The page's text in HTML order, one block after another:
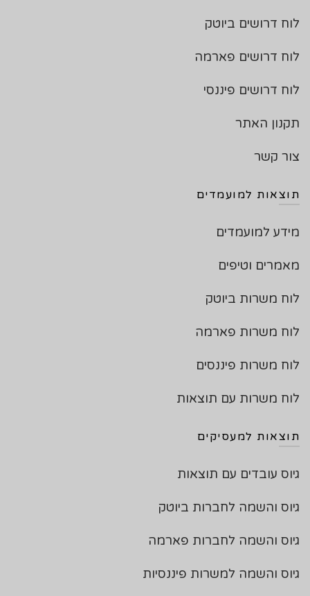
לוח דרושים ביוטק
לוח דרושים פארמה
לוח דרושים פיננסי
תקנון האתר
צור קשר
תוצאות למועמדים
מידע למועמדים
מאמרים וטיפים
לוח משרות ביוטק
לוח משרות פארמה
לוח משרות פיננסים
לוח משרות עם תוצאות
תוצאות למעסיקים
גיוס עובדים עם תוצאות
גיוס והשמה לחברות ביוטק
גיוס והשמה לחברות פארמה
גיוס והשמה למשרות פיננסיות